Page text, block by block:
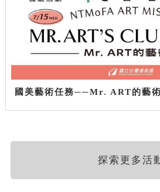
國美藝術任務──Mr. ART的藝
探索更多活